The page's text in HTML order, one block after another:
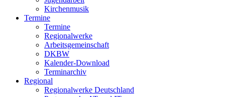
Kirchenmusik
Termine
Termine
Regionalwerke
Arbeitsgemeinschaft
DKBW
Kalender-Download
Terminarchiv
Regional
Regionalwerke Deutschland